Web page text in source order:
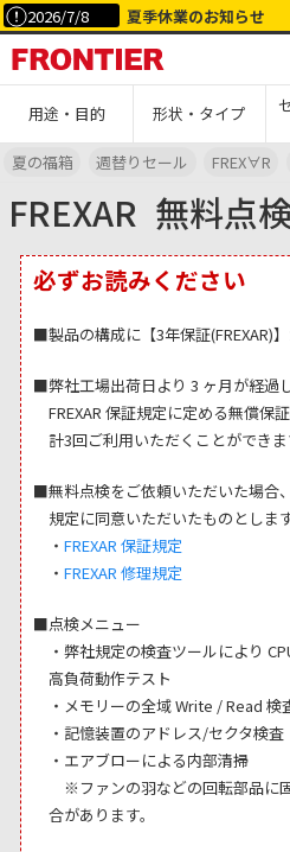
2026/7/8 夏季休業のお知らせ
用途・目的 形状・タイプ
夏の福箱 週替りセール FREX∀R
FREXAR 無料点
必ずお読みください
■製品の構成に【3年保証(FREXAR)
■弊社工場出荷日より 3 ヶ月が経過
FREXAR 保証規定に定める無償保
計3回ご利用いただくことができま
■無料点検をご依頼いただいた場合
規定に同意いただいたものとします
・ FREXAR 保証規定
・ FREXAR 修理規定
■点検メニュー
・弊社規定の検査ツールにより
高負荷動作テスト
・メモリーの全域 Write / Read 検
・記憶装置のアドレス/セクタ検査
・エアブローによる内部清掃
※ファンの羽などの回転部品に
合があります。